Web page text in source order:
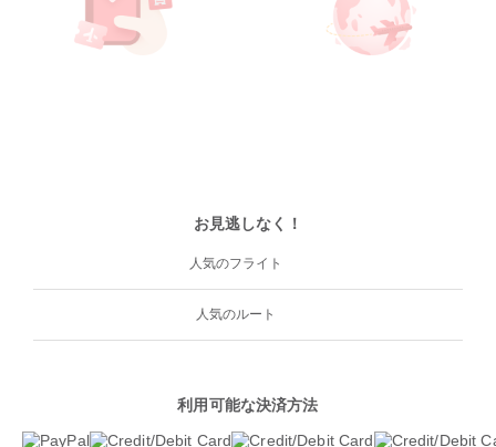
お見逃しなく！
人気のフライト
人気のルート
利用可能な決済方法